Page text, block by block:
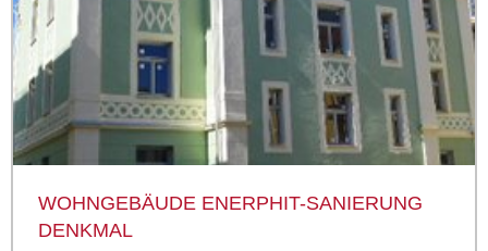
WOHNGEBÄUDE ENERPHIT-­SANIERUNG
DENKMAL